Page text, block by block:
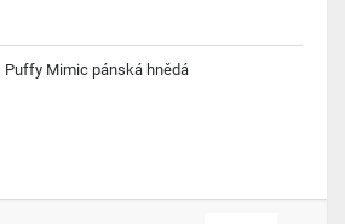
Mimic pánská hnědá